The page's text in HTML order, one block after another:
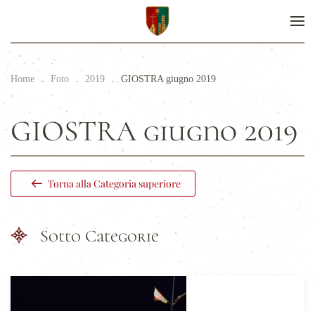
Home Foto 2019 GIOSTRA giugno 2019
GIOSTRA giugno 2019
Torna alla Categoria superiore
Sotto Categorie